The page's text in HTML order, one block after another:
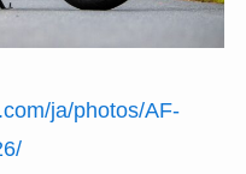
ja/photos/AF-